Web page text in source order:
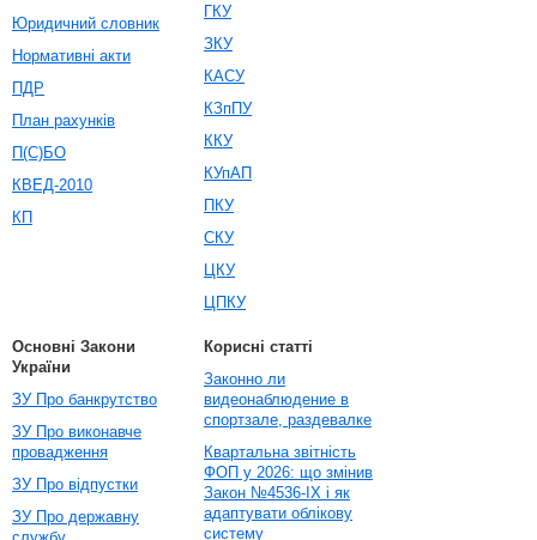
Юридичний словник
Нормативні акти
ПДР
План рахунків
П(С)БО
КВЕД-2010
КП
ГКУ
ЗКУ
КАСУ
КЗпПУ
ККУ
КУпАП
ПКУ
СКУ
ЦКУ
ЦПКУ
Основні Закони
України
ЗУ Про банкрутство
ЗУ Про виконавче
провадження
ЗУ Про відпустки
ЗУ Про державну
Корисні статті
Законно ли
видеонаблюдение в
спортзале, раздевалке
Квартальна звітність
ФОП у 2026: що змінив
Закон №4536-IX і як
адаптувати облікову
систему